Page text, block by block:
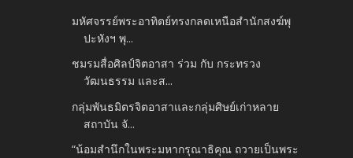
มหัศจรรย์พระอาทิตย์ทรงกลดเหนือสำนักสงฆ์พุ
ปะหังฯ พุ...
ชมรมสื่อศิลป์จิตอาสา ร่วม กับ กระทรวง
วัฒนธรรม และส...
กลุ่มพันธมิตรจิตอาสาและกลุ่มศิษย์เก่าหลาย
สถาบัน จั...
“น้อมสำนึกในพระมหากรุณาธิคุณ ถวายเป็นพระ